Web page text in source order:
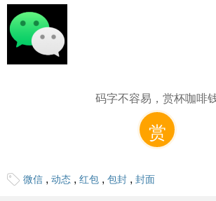
码字不容易，赏杯咖啡
赏
微信 , 动态 , 红包 , 包封 , 封面